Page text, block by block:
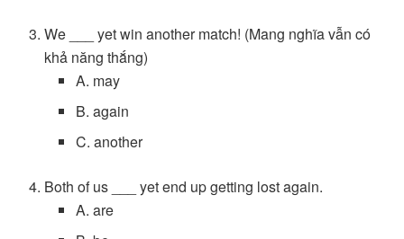
We ___ yet win another match! (Mang nghĩa vẫn có
khả năng thắng)
A. may
B. again
C. another
Both of us ___ yet end up getting lost again.
A. are